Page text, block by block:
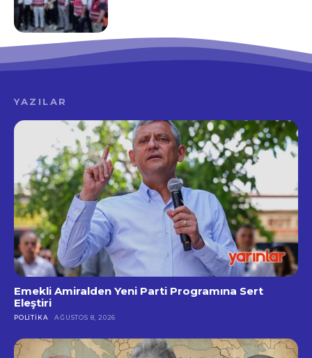
YAZILAR
Emekli Amiralden Yeni Parti Programına Sert
Eleştiri
POLITIKA AĞUSTOS 8, 2026